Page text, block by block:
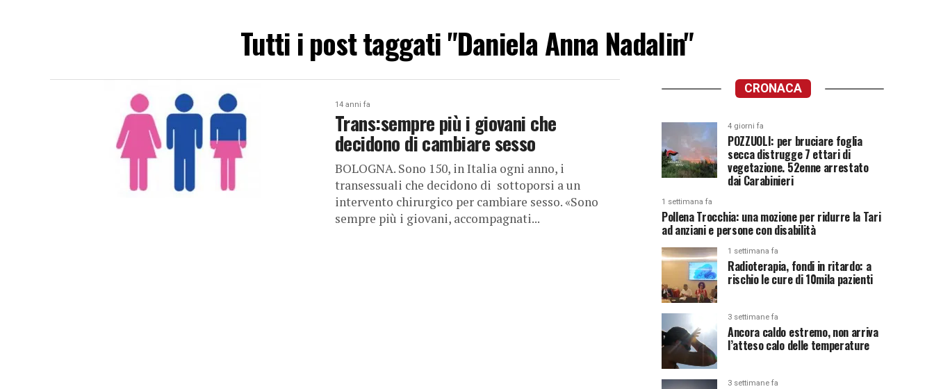
Tutti i post taggati "Daniela Anna Nadalin"
14 anni fa
Trans:sempre più i giovani che
decidono di cambiare sesso
BOLOGNA. Sono 150, in Italia ogni anno, i
transessuali che decidono di sottoporsi a un
intervento chirurgico per cambiare sesso. «Sono
sempre più i giovani, accompagnati...
CRONACA
4 giorni fa
POZZUOLI: per bruciare foglia
secca distrugge 7 ettari di
vegetazione. 52enne arrestato
dai Carabinieri
1 settimana fa
Pollena Trocchia: una mozione per ridurre la Tari
ad anziani e persone con disabilità
1 settimana fa
Radioterapia, fondi in ritardo: a
rischio le cure di 10mila pazienti
3 settimane fa
Ancora caldo estremo, non arriva
l’atteso calo delle temperature
3 settimane fa